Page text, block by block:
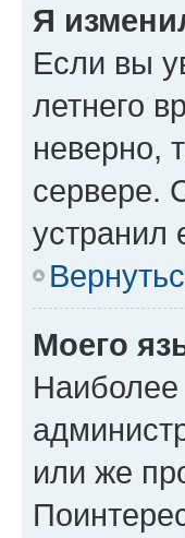
Я
Если вы
летнего
неверно,
сервере.
устранил
Моего
Наиболее
или же